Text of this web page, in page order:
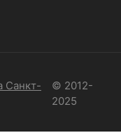
Санкт-
© 2012-
2025